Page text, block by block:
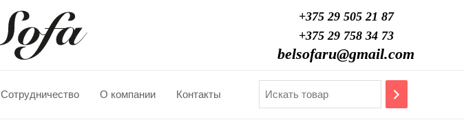
+375 29 505 21 87
+375 29 758 34 73
belsofaru@gmail.com
Сотрудничество О компании Контакты